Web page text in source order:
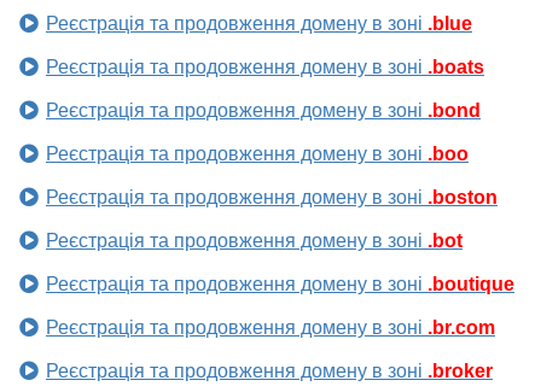
Реєстрація та продовження домену в зоні .blue
Реєстрація та продовження домену в зоні .boats
Реєстрація та продовження домену в зоні .bond
Реєстрація та продовження домену в зоні .boo
Реєстрація та продовження домену в зоні .boston
Реєстрація та продовження домену в зоні .bot
Реєстрація та продовження домену в зоні .boutique
Реєстрація та продовження домену в зоні .br.com
Реєстрація та продовження домену в зоні .broker